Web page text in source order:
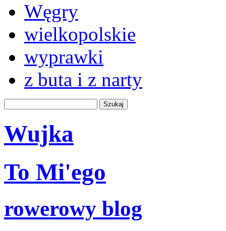
Węgry
wielkopolskie
wyprawki
z buta i z narty
Wujka
To Mi'ego
rowerowy blog